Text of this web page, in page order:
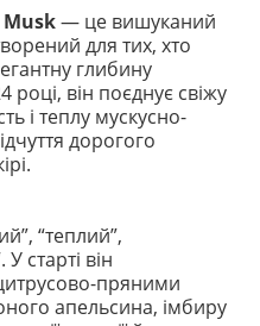
Musk— це вишуканий
для тих, хто
глибину
він поєднує свіжу
і теплу мускусно-
дорогого
“теплий”,
старті він
пряними
апельсина, імбиру